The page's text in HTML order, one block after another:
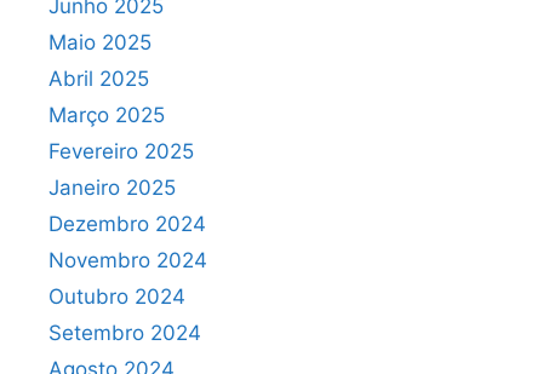
Junho 2025
Maio 2025
Abril 2025
Março 2025
Fevereiro 2025
Janeiro 2025
Dezembro 2024
Novembro 2024
Outubro 2024
Setembro 2024
Agosto 2024